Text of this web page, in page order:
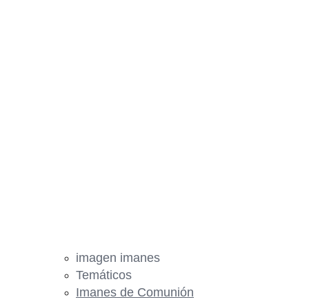
imagen imanes
Temáticos
Imanes de Comunión